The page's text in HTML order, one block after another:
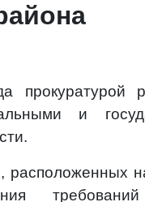
прокуратурой
и
расположенных